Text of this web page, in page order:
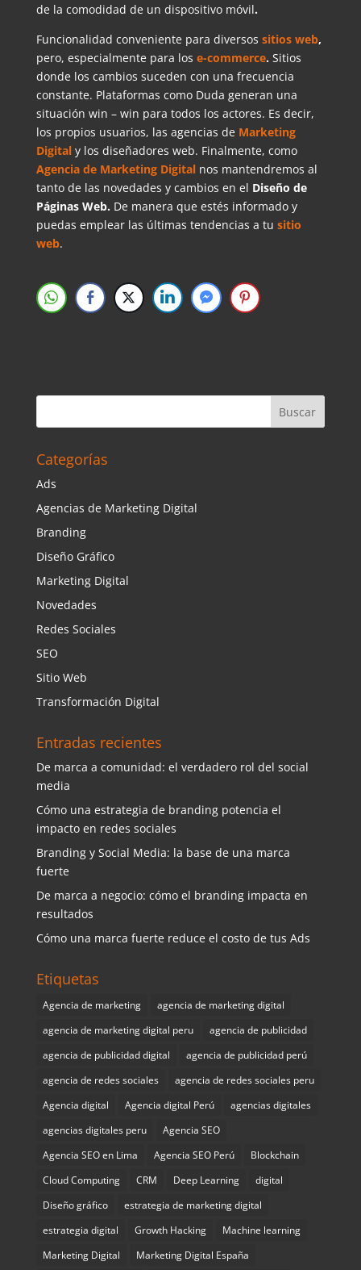
de la comodidad de un dispositivo móvil.
Funcionalidad conveniente para diversos sitios web,
pero, especialmente para los e-commerce. Sitios
donde los cambios suceden con una frecuencia
constante. Plataformas como Duda generan una
situación win – win para todos los actores. Es decir,
los propios usuarios, las agencias de Marketing
Digitaly los diseñadores web. Finalmente, como
Agencia de Marketing Digitalnos mantendremos al
tanto de las novedades y cambios en el Diseño de
Páginas Web. De manera que estés informado y
puedas emplear las últimas tendencias a tu sitio
web.
Categorías
Ads
Agencias de Marketing Digital
Branding
Diseño Gráfico
Marketing Digital
Novedades
Redes Sociales
SEO
Sitio Web
Transformación Digital
Entradas recientes
De marca a comunidad: el verdadero rol del social
media
Cómo una estrategia de branding potencia el
impacto en redes sociales
Branding y Social Media: la base de una marca
fuerte
De marca a negocio: cómo el branding impacta en
resultados
Cómo una marca fuerte reduce el costo de tus Ads
Etiquetas
Agencia de marketing
agencia de marketing digital
agencia de marketing digital peru
agencia de publicidad
agencia de publicidad digital
agencia de publicidad perú
agencia de redes sociales
agencia de redes sociales peru
Agencia digital
Agencia digital Perú
agencias digitales
agencias digitales peru
Agencia SEO
Agencia SEO en Lima
Agencia SEO Perú
Blockchain
Cloud Computing
CRM Deep Learning
digital
Diseño gráfico
estrategia de marketing digital
estrategia digital
Growth Hacking
Machine learning
Marketing Digital
Marketing Digital España